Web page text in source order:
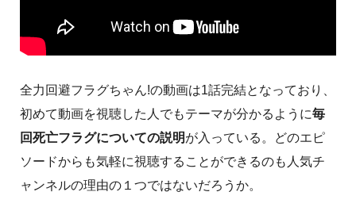
全力回避フラグちゃん!の動画は1話完結となっており、
初めて動画を視聴した人でもテーマが分かるように毎
回死亡フラグについての説明が入っている。どのエピ
ソードからも気軽に視聴することができるのも人気チ
ャンネルの理由の１つではないだろうか。